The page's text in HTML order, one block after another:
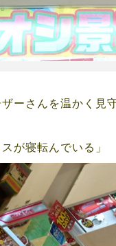
ーさんを温かく見
が寝転んでいる」